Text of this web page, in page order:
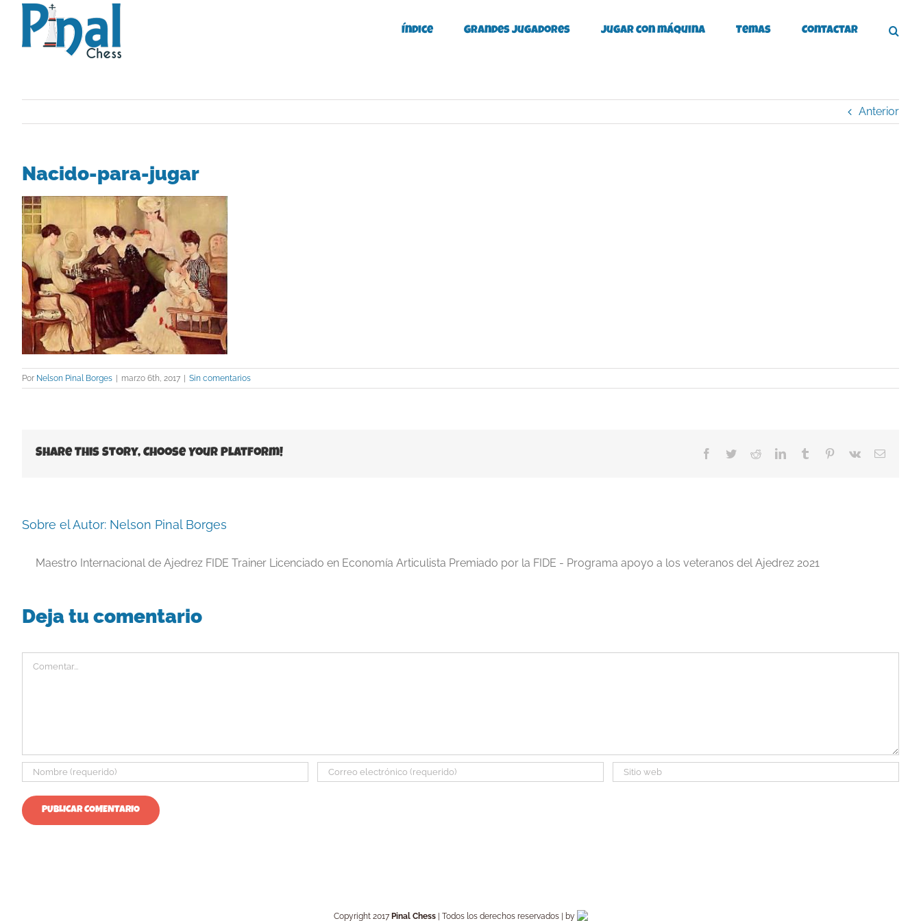
Saltar
contenido
Índice Grandes Jugadores Jugar con máquina Temas Contactar
Anterior
Nacido-para-jugar
Por Nelson Pinal Borges | marzo 6th, 2017 | Sin comentarios
Share This Story, Choose Your Platform! Facebook
TwitterRedditLinkedInTumblr Pinterest
Vk
Correo
Sobre el Autor: Nelson Pinal Borges
Maestro Internacional de Ajedrez FIDE Trainer Licenciado en Economía Articulista Premiado por la FIDE - Programa apoyo a los veteranos del Ajedrez 2021
Deja tu comentario
Copyright 2017 Pinal Chess| Todos los derechos reservados | by